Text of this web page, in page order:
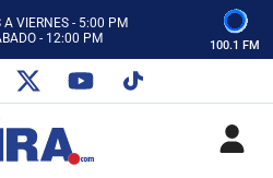
A VIERNES - 5:00 PM
- 12:00 PM
LIRA Y SU EQUIPO
A VIERNES - 5:00 PM
- 12:00 PM
100.1 FM